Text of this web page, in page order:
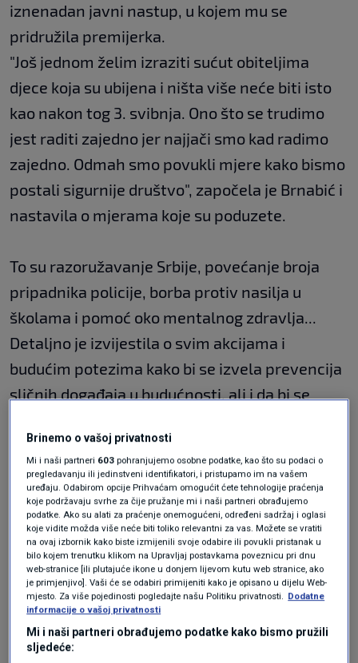
iznenadan javni nastup, u kojem mu se
pridružila premijerka.
"Još jednom želim izraziti sućut obiteljima
djece koja su ubijena i ništa više neće biti isto
kao nakon tog 3. svibnja. Ono što se trudimo
jest raditi zajedno jer najjači smo kad radimo
zajedno. Odmah smo povukli mjere kako bismo
postali sigurnije društvo", započela je Brnabić i
nastavila o mjerama koje su poduzete.
To su razoružavanje Srbije, povećanje broja
pripadnika policije, borba protiv nasilja u
školama i pomoć oko mentalnog zdravlja...
Detaljno je izvijestila o svim akcijama i
budućim potezima kako bi se izvela prevencija
sličnih događaja u budućnosti, ali i da bi se
je i da se s obiteljima žrtava svakodnevno radi.
"Želim se zahvaliti svim stručnjacima, a riječ je
o najboljima u zemlji, koji su nam pomogli",
izjavila je srpska premijerka i dodala:
"Najgore što se može dogoditi je politizirati
jednu takvu tragediju, a upravo to nam se
dogodilo. Neki od zahtjeva koji se u toj
Brinemo o vašoj privatnosti
Mi i naši partneri 603 pohranjujemo osobne podatke, kao što su podaci o
pregledavanju ili jedinstveni identifikatori, i pristupamo im na vašem
uređaju. Odabirom opcije Prihvaćam omogućit ćete tehnologije praćenja
koje podržavaju svrhe za čije pružanje mi i naši partneri obrađujemo
podatke. Ako su alati za praćenje onemogućeni, određeni sadržaj i oglasi
koje vidite možda više neće biti toliko relevantni za vas. Možete se vratiti
na ovaj izbornik kako biste izmijenili svoje odabire ili povukli pristanak u
bilo kojem trenutku klikom na Upravljaj postavkama poveznicu pri dnu
web-stranice [ili plutajuće ikone u donjem lijevom kutu web stranice, ako
je primjenjivo]. Vaši će se odabiri primijeniti kako je opisano u dijelu Web-
mjesto. Za više pojedinosti pogledajte našu Politiku privatnosti.
Dodatne
informacije o vašoj privatnosti
Mi i naši partneri obrađujemo podatke kako bismo pružili
sljedeće: